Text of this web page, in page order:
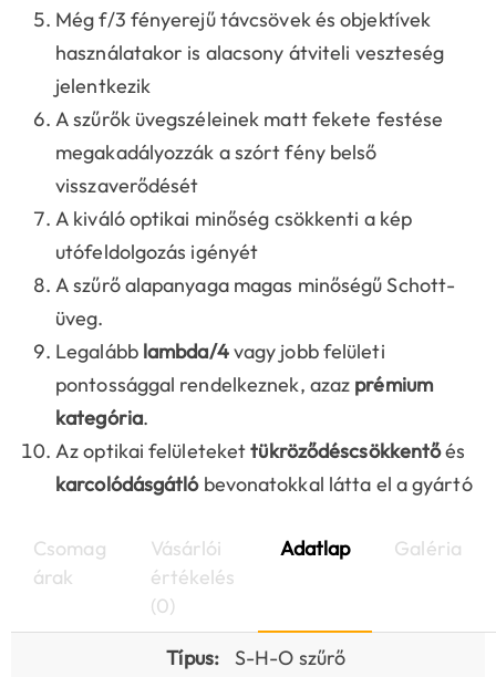
Még f/3 fényerejű távcsövek és objektívek
használatakor is alacsony átviteli veszteség
jelentkezik
A szűrők üvegszéleinek matt fekete festése
megakadályozzák a szórt fény belső
visszaverődését
A kiváló optikai minőség csökkenti a kép
utófeldolgozás igényét
A szűrő alapanyaga magas minőségű Schott-
üveg.
Legalább lambda/4vagy jobb felületi
pontossággal rendelkeznek, azaz prémium
kategória.
Az optikai felületekettükröződéscsökkentőés
karcolódásgátlóbevonatokkal látta el a gyártó
Csomag
árak
Vásárlói
értékelés
(0)
Adatlap Galéria
Típus: S-H-O szűrő